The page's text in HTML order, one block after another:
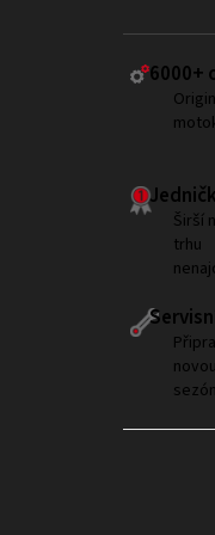
6000+
Širší
trhu
novou